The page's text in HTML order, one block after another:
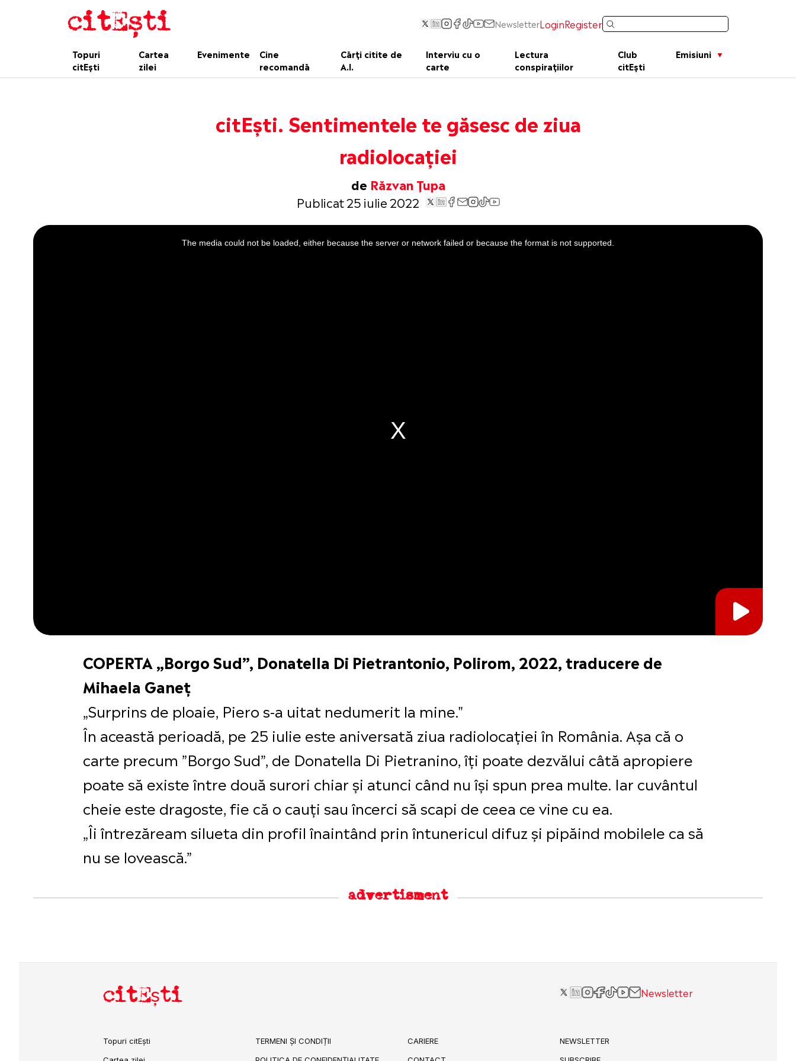
NewsletterLoginRegister
Topuri
citEști
Cartea
zilei
Evenimente
Cine
recomandă
Cărți citite de
A.I.
Interviu cu o
carte
Lectura
conspirațiilor
Club
citEști
Emisiuni
citEști. Sentimentele te găsesc de ziua
radiolocației
de Răzvan Țupa
Publicat 25 iulie 2022
This
is
a
The media could not be loaded, either because the server or network failed or because the format is not supported.
COPERTA „Borgo Sud”, Donatella Di Pietrantonio, Polirom, 2022, traducere de
Mihaela Ganeț
„Surprins de ploaie, Piero s-a uitat nedumerit la mine."
În această perioadă, pe 25 iulie este aniversată ziua radiolocației în România. Așa că o
carte precum ”Borgo Sud”, de Donatella Di Pietranino, îți poate dezvălui câtă apropiere
poate să existe între două surori chiar și atunci când nu își spun prea multe. Iar cuvântul
cheie este dragoste, fie că o cauți sau încerci să scapi de ceea ce vine cu ea.
„Îi întrezăream silueta din profil înaintând prin întunericul difuz și pipăind mobilele ca să
nu se lovească.”
advertisment
citEști Newsletter
Topuri citEști
TERMENI ȘI CONDIȚII
CARIERE
NEWSLETTER